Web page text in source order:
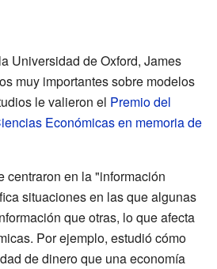
Universidad de Oxford, James
muy importantes sobre modelos
le valieron el Premio del
Económicas en memoria de
centraron en la "información
situaciones en las que algunas
que otras, lo que afecta
Por ejemplo, estudió cómo
de dinero que una economía